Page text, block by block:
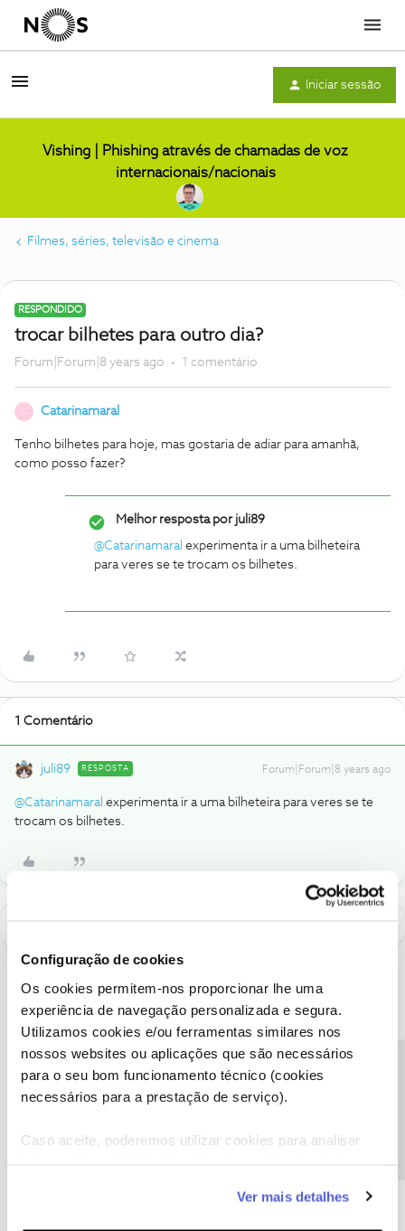
Configuração de cookies
Os cookies permitem-nos proporcionar lhe uma
experiência de navegação personalizada e segura.
Utilizamos cookies e/ou ferramentas similares nos
nossos websites ou aplicações que são necessários
para o seu bom funcionamento técnico (cookies
necessários para a prestação de serviço).
Caso aceite, poderemos utilizar cookies para analisar
funcionalidades (cookies de personalização e
funcionalidade) e adaptar anúncios aos seus interesses
Ver mais detalhes
Menu
Iniciar sessão
Vishing | Phishing através de chamadas de voz
internacionais/nacionais
Filmes, séries, televisão e cinema
RESPONDIDO
trocar bilhetes para outro dia?
Forum|Forum|8 years ago 1 comentário
C Catarinamaral
Tenho bilhetes para hoje, mas gostaria de adiar para amanhã,
como posso fazer?
Melhor resposta porjuli89
@Catarinamaral experimenta ir a uma bilheteira
para veres se te trocam os bilhetes.
1 Comentário
juli89 RESPOSTA Forum|Forum|8 years ago
@Catarinamaral experimenta ir a uma bilheteira para veres se te
trocam os bilhetes.